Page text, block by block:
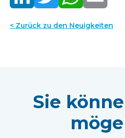
< Zurück zu den Neuigkeiten
Sie